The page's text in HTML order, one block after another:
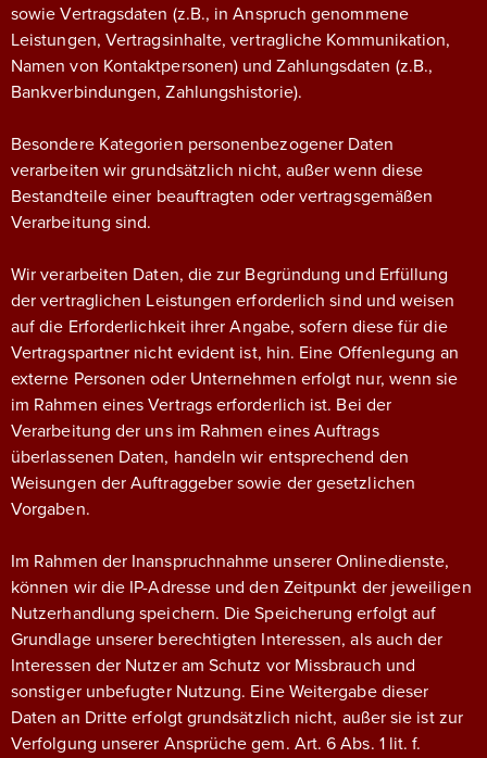
sowie Vertragsdaten (z.B., in Anspruch genommene
Leistungen, Vertragsinhalte, vertragliche Kommunikation,
Namen von Kontaktpersonen) und Zahlungsdaten (z.B.,
Bankverbindungen, Zahlungshistorie).
Besondere Kategorien personenbezogener Daten
verarbeiten wir grundsätzlich nicht, außer wenn diese
Bestandteile einer beauftragten oder vertragsgemäßen
Verarbeitung sind.
Wir verarbeiten Daten, die zur Begründung und Erfüllung
der vertraglichen Leistungen erforderlich sind und weisen
auf die Erforderlichkeit ihrer Angabe, sofern diese für die
Vertragspartner nicht evident ist, hin. Eine Offenlegung an
externe Personen oder Unternehmen erfolgt nur, wenn sie
im Rahmen eines Vertrags erforderlich ist. Bei der
Verarbeitung der uns im Rahmen eines Auftrags
überlassenen Daten, handeln wir entsprechend den
Weisungen der Auftraggeber sowie der gesetzlichen
Vorgaben.
Im Rahmen der Inanspruchnahme unserer Onlinedienste,
können wir die IP-Adresse und den Zeitpunkt der jeweiligen
Nutzerhandlung speichern. Die Speicherung erfolgt auf
Grundlage unserer berechtigten Interessen, als auch der
Interessen der Nutzer am Schutz vor Missbrauch und
sonstiger unbefugter Nutzung. Eine Weitergabe dieser
Daten an Dritte erfolgt grundsätzlich nicht, außer sie ist zur
Verfolgung unserer Ansprüche gem. Art. 6 Abs. 1 lit. f.